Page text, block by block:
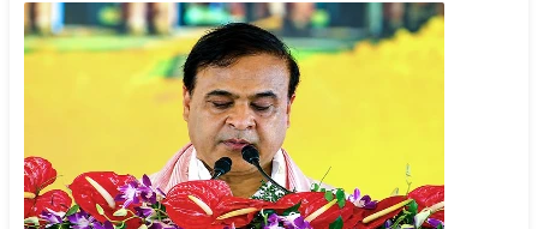
मी
क्षा
ज्यो
ति
ष